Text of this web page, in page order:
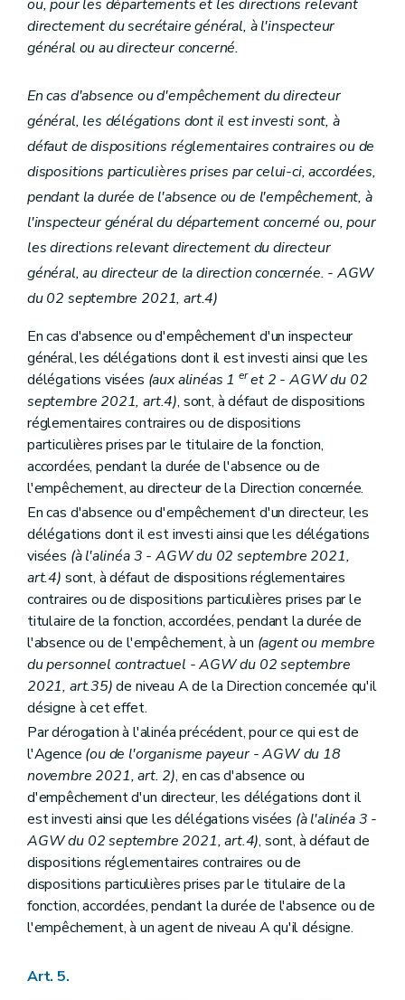
Section 3 (Dispositions particulières à l'organisme payeur - AGW du 18 novembre 2021, art. 27)
Sous-section 1 (Délégations budgétaires - AGW du 18 novembre 2021, art. 27)
Art. 115/1
Art. 115/4
Art. 115/4/1
Sous-section 2
Art. 115/5
Art. 115/6
Art. 115/7
Art. 115/8
Art. 115/9
Chapitre VI
Dispositions relatives au Service public de Wallonie Territoire, Logement, Patrimoine, Energie
Section 1 re Délégations budgétaires
Art.115/10 - AGW du 19 avril 2024, art.23
Art. 116
Art. 117
Art. 119
Art. 120
Section 2 Dispositions particulières
Art. 121
Art. 122
Art. 123
Art. 124
Art. 125
Art. 126
Art. 127
Art. 128
Art. 129
Art. 130
Art. 131
Art. 132
Section 3 Dispositions particulières à l'Agence wallonne du Patrimoine
Sous-section 1 Délégations budgétaires
Art. 133
Art. 134
Art. 135
Art. 136
Art. 137
Art. 138
Sous-section 2 Dispositions particulières
Art. 139
Art. 140
Art. 141
Art. 142
Chapitre VII Dispositions relatives au Service public Intérieur et Action sociale
Section 1 re Délégation budgétaire
Art. 143
Section 2 Dispositions particulières au Fonds wallon des calamités publiques
Art. 144
Art. 145
Chapitre VIII Dispositions relatives au Service public de Wallonie Economie, Emploi, Recherche
ou, pour les départements et les directions relevant
directement du secrétaire général, à l'inspecteur
général ou au directeur concerné.
En cas d'absence ou d'empêchement du directeur
général, les délégations dont il est investi sont, à
défaut de dispositions réglementaires contraires ou de
dispositions particulières prises par celui-ci, accordées,
pendant la durée de l'absence ou de l'empêchement, à
l'inspecteur général du département concerné ou, pour
les directions relevant directement du directeur
général, au directeur de la direction concernée. - AGW
du 02 septembre 2021, art.4)
En cas d'absence ou d'empêchement d'un inspecteur
général, les délégations dont il est investi ainsi que les
délégations visées (aux alinéas 1 eret 2 - AGW du 02
septembre 2021, art.4), sont, à défaut de dispositions
réglementaires contraires ou de dispositions
particulières prises par le titulaire de la fonction,
accordées, pendant la durée de l'absence ou de
l'empêchement, au directeur de la Direction concernée.
En cas d'absence ou d'empêchement d'un directeur, les
délégations dont il est investi ainsi que les délégations
visées (à l'alinéa 3 - AGW du 02 septembre 2021,
art.4) sont, à défaut de dispositions réglementaires
contraires ou de dispositions particulières prises par le
titulaire de la fonction, accordées, pendant la durée de
l'absence ou de l'empêchement, à un (agent ou membre
du personnel contractuel - AGW du 02 septembre
2021, art.35)de niveau A de la Direction concernée qu'il
désigne à cet effet.
Par dérogation à l'alinéa précédent, pour ce qui est de
l'Agence (ou de l'organisme payeur - AGW du 18
novembre 2021, art. 2), en cas d'absence ou
d'empêchement d'un directeur, les délégations dont il
est investi ainsi que les délégations visées (à l'alinéa 3 -
AGW du 02 septembre 2021, art.4), sont, à défaut de
dispositions réglementaires contraires ou de
dispositions particulières prises par le titulaire de la
fonction, accordées, pendant la durée de l'absence ou de
l'empêchement, à un agent de niveau A qu'il désigne.
Art. 5.